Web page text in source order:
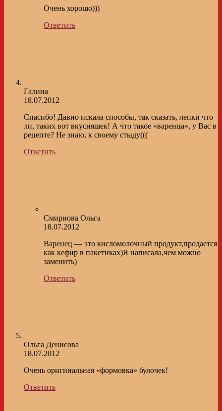
Очень хорошо)))
Ответить
Галина
18.07.2012
Спасибо! Давно искала способы, так сказать, лепки что
ли, таких вот вкусняшек! А что такое «варенца», у Вас в
рецепте? Не знаю, к своему стыду(((
Ответить
Смирнова Ольга
18.07.2012
Варенец — это кисломолочный продукт,продается
как кефир в пакетиках)Я написала,чем можно
заменить)
Ответить
Ольга Денисова
18.07.2012
Очень оригинальная «формовка» булочек!
Ответить